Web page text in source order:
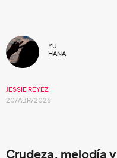
YU
HANA
JESSIE REYEZ
20/ABR/2026
Crudeza, melodía